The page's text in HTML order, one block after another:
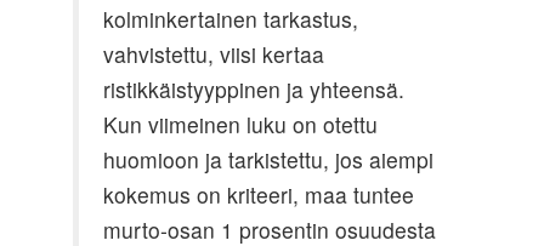
kolminkertainen tarkastus,
vahvistettu, viisi kertaa
ristikkäistyyppinen ja yhteensä.
Kun viimeinen luku on otettu
huomioon ja tarkistettu, jos aiempi
kokemus on kriteeri, maa tuntee
murto-osan 1 prosentin osuudesta